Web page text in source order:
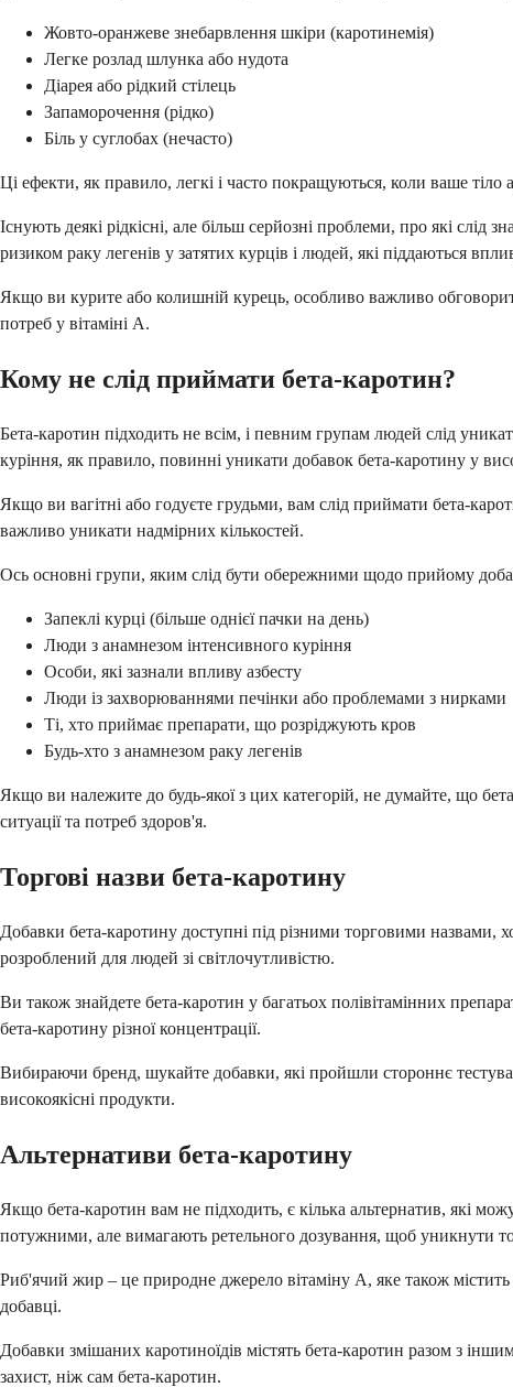
Жовто-оранжеве знебарвлення шкіри (каротинемія)
Легке розлад шлунка або нудота
Діарея або рідкий стілець
Запаморочення (рідко)
Біль у суглобах (нечасто)
Ці ефекти, як правило, легкі і часто покращуються, коли ваше
Існують деякі рідкісні, але більш серйозні проблеми, про які
ризиком раку легенів у затятих курців і людей, які піддаються
Якщо ви курите або колишній курець, особливо важливо
потреб у вітаміні А.
Кому не слід приймати бета-каротин?
Бета-каротин підходить не всім, і певним групам людей слід
куріння, як правило, повинні уникати добавок бета-каротину у
Якщо ви вагітні або годуєте грудьми, вам слід приймати бета-
важливо уникати надмірних кількостей.
Ось основні групи, яким слід бути обережними щодо прийому
Запеклі курці (більше однієї пачки на день)
Люди з анамнезом інтенсивного куріння
Особи, які зазнали впливу азбесту
Люди із захворюваннями печінки або проблемами з нирками
Ті, хто приймає препарати, що розріджують кров
Будь-хто з анамнезом раку легенів
Якщо ви належите до будь-якої з цих категорій, не думайте, що
ситуації та потреб здоров'я.
Торгові назви бета-каротину
Добавки бета-каротину доступні під різними торговими назвами,
розроблений для людей зі світлочутливістю.
Ви також знайдете бета-каротин у багатьох полівітамінних
бета-каротину різної концентрації.
Вибираючи бренд, шукайте добавки, які пройшли стороннє
високоякісні продукти.
Альтернативи бета-каротину
Якщо бета-каротин вам не підходить, є кілька альтернатив, які
потужними, але вимагають ретельного дозування, щоб уникнути
Риб'ячий жир – це природне джерело вітаміну А, яке також
добавці.
Добавки змішаних каротиноїдів містять бета-каротин разом з
захист, ніж сам бета-каротин.